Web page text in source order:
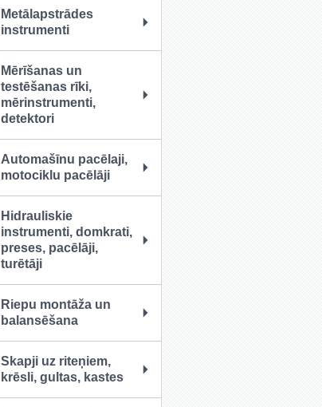
Metālapstrādes
instrumenti
Mērīšanas un
testēšanas rīki,
mērinstrumenti,
detektori
Automašīnu pacēlaji,
motociklu pacēlāji
Hidrauliskie
instrumenti, domkrati,
preses, pacēlāji,
turētāji
Riepu montāža un
balansēšana
Skapji uz riteņiem,
krēsli, gultas, kastes